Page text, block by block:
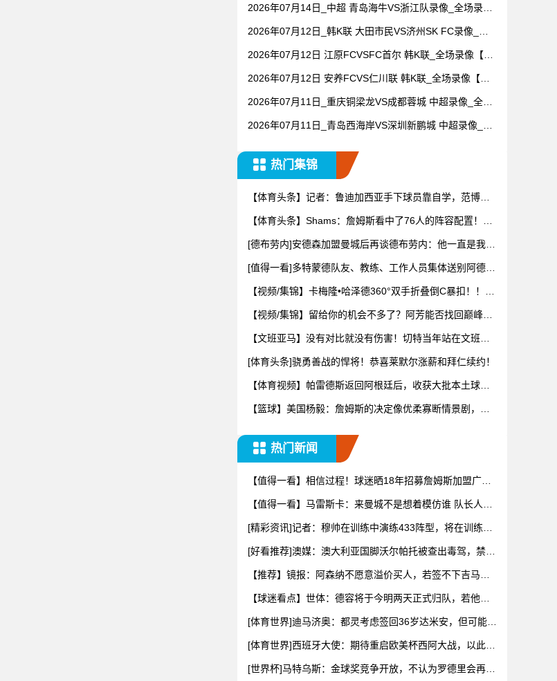
2026年07月14日_中超 青岛海牛VS浙江队录像_全场录像
2026年07月12日_韩K联 大田市民VS济州SK FC录像_高
2026年07月12日 江原FCVSFC首尔 韩K联_全场录像【全
2026年07月12日 安养FCVS仁川联 韩K联_全场录像【全
2026年07月11日_重庆铜梁龙VS成都蓉城 中超录像_全场
2026年07月11日_青岛西海岸VS深圳新鹏城 中超录像_全
热门集锦
【体育头条】记者：鲁迪加西亚手下球员靠自学，范博梅
【体育头条】Shams：詹姆斯看中了76人的阵容配置！布
[德布劳内]安德森加盟曼城后再谈德布劳内：他一直是我非
[值得一看]多特蒙德队友、教练、工作人员集体送别阿德耶
【视频/集锦】卡梅隆•哈泽德360°双手折叠倒C暴扣！！！
【视频/集锦】留给你的机会不多了？阿芳能否找回巅峰期
【文班亚马】没有对比就没有伤害！切特当年站在文班亚
[体育头条]骁勇善战的悍将！恭喜莱默尔涨薪和拜仁续约！
【体育视频】帕雷德斯返回阿根廷后，收获大批本土球迷
【篮球】美国杨毅：詹姆斯的决定像优柔寡断情景剧，但
热门新闻
【值得一看】相信过程！球迷晒18年招募詹姆斯加盟广告
【值得一看】马雷斯卡：来曼城不是想着模仿谁 队长人选
[精彩资讯]记者：穆帅在训练中演练433阵型，将在训练赛
[好看推荐]澳媒：澳大利亚国脚沃尔帕托被查出毒驾，禁赛
【推荐】镜报：阿森纳不愿意溢价买人，若签不下吉马良
【球迷看点】世体：德容将于今明两天正式归队，若他手
[体育世界]迪马济奥：都灵考虑签回36岁达米安，但可能等
[体育世界]西班牙大使：期待重启欧美杯西阿大战，以此向
[世界杯]马特乌斯：金球奖竞争开放，不认为罗德里会再得